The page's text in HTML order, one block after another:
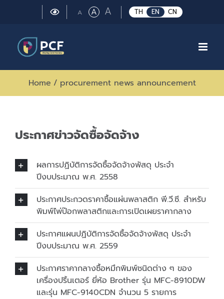
TH EN CN
A Small
ARegular
ALarge
font
Home / procurement news announcement
ประกาศข่าวจัดซื้อจัดจ้าง
ผลการปฏิบัติการจัดซื้อจัดจ้างพัสดุ ประจำ
ปีงบประมาณ พ.ศ. 2558
ประกาศประกวดราคาซื้อแผ่นพลาสติก พี.วี.ซี. สำหรับ
พิมพ์ไพ่ป๊อกพลาสติกและการเปิดเผยราคากลาง
ประกาศแผนปฏิบัติการจัดซื้อจัดจ้างพัสดุ ประจำ
ปีงบประมาณ พ.ศ. 2559
ประกาศราคากลางซื้อหมึกพิมพ์ชนิดต่าง ๆ ของ
เครื่องปริ้นเตอร์ ยี่ห้อ Brother รุ่น MFC-8910DW
และรุ่น MFC-9140CDN จำนวน 5 รายการ